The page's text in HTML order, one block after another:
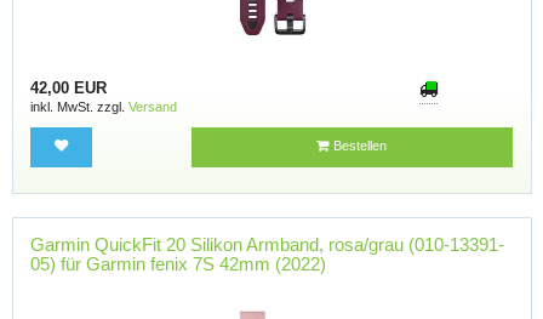
42,00 EUR
inkl. MwSt. zzgl. Versand
Bestellen
Garmin QuickFit 20 Silikon Armband, rosa/grau (010-13391-
05) für Garmin fenix 7S 42mm (2022)